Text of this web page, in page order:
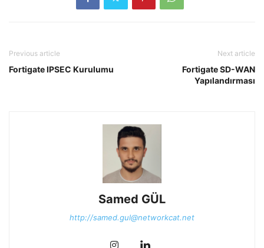
Previous article
Fortigate IPSEC Kurulumu
Next article
Fortigate SD-WAN
Yapılandırması
Samed GÜL
http://samed.gul@networkcat.net